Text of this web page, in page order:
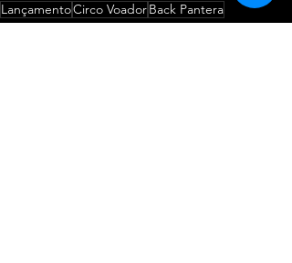
LançamentoCirco VoadorBack Pantera